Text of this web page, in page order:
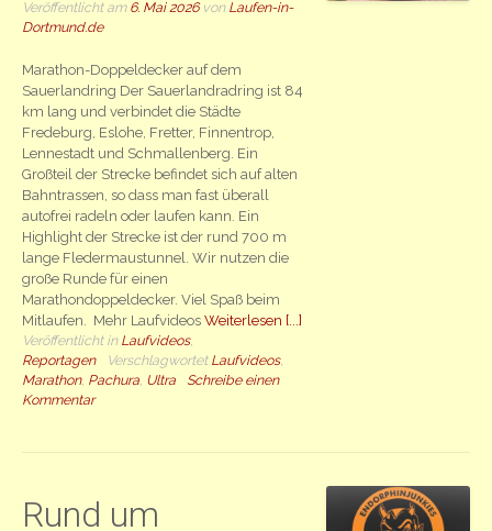
Veröffentlicht am 6. Mai 2026von Laufen-in-
Dortmund.de
Marathon-Doppeldecker auf dem
Sauerlandring Der Sauerlandradring ist 84
km lang und verbindet die Städte
Fredeburg, Eslohe, Fretter, Finnentrop,
Lennestadt und Schmallenberg. Ein
Großteil der Strecke befindet sich auf alten
Bahntrassen, so dass man fast überall
autofrei radeln oder laufen kann. Ein
Highlight der Strecke ist der rund 700 m
lange Fledermaustunnel. Wir nutzen die
große Runde für einen
Marathondoppeldecker. Viel Spaß beim
Mitlaufen. Mehr LaufvideosWeiterlesen [...]
Veröffentlicht in Laufvideos,
Reportagen
Verschlagwortet Laufvideos,
Marathon, Pachura Ultra
Schreibe einen
Kommentar
Rund um